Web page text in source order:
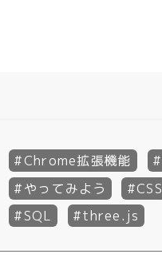
Chrome拡張機能
やってみよう
CSS
SQL
three.js